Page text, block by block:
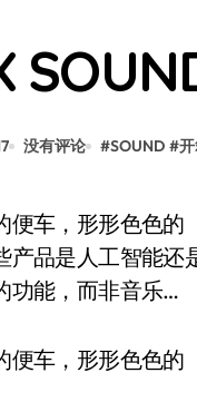
Pro Air驾到！掌中
没有评论 #SOUND #
产品是人工智能
功能，而非音乐…
便车，形形色色的